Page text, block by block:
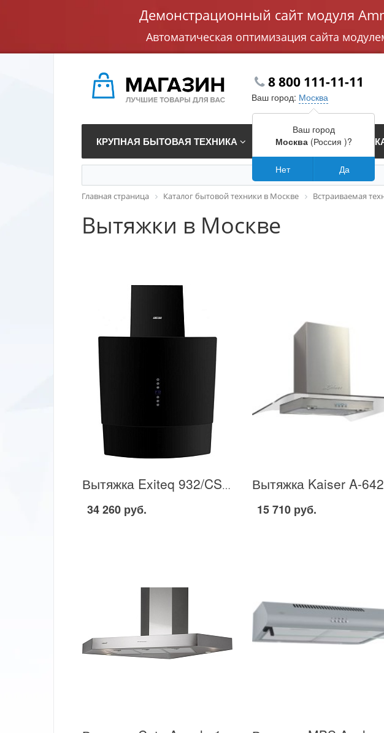
Демонстрационный сайт модуля
Автоматическая оптимизация сайта
8 800 111-11-11
Ваш город: Москва
КРУПНАЯ БЫТОВАЯ ТЕХНИКА ВСТРАИВАЕМАЯ
Главная страница Каталог бытовой техники в Москве Встраиваемая
Вытяжки в Москве
Вытяжка Exiteq 932/CS29 60 в Москве
34 260 руб. 15 710 руб.
Ваш город
Москва(Россия )?
Нет Да